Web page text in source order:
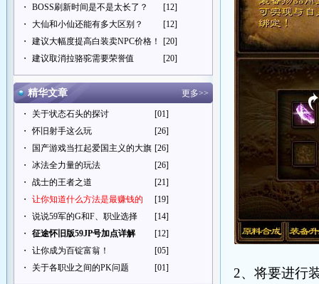
・
BOSS刷新时间是不是太长了？
[12]
・
大仙和小仙还能有多大区别？
[12]
・
建议大幅度提高白装卖NPC价格！
[20]
・
建议取消拉骆驼需要荣誉值 [20]
精华文章 更多>>
・ 关于状态石头的探讨
[01]
・
怀旧射手这么玩
[26]
・
国产游戏当扛起爱国主义的大旗 [26]
・
冰法全力量的玩法
[26]
・
战士的王者之道
[21]
・
让你知道什么方法是最赚钱的
[19]
・
说说59军的G和F、职业选择
[14]
・
征途怀旧版59JP号加点详解
[12]
・
让你成为百锭富翁！
[05]
・
关于各职业之间的PK问题 [01]
2、将要进行